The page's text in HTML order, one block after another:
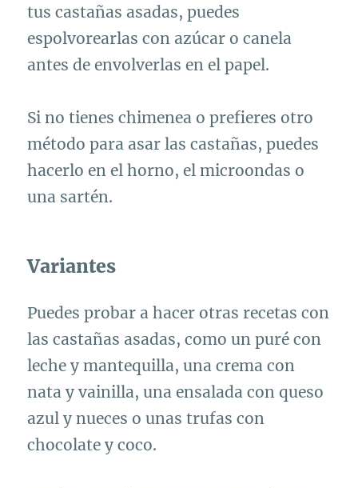
tus castañas asadas, puedes
espolvorearlas con azúcar o canela
antes de envolverlas en el papel.
Si no tienes chimenea o prefieres otro
método para asar las castañas, puedes
hacerlo en el horno, el microondas o
una sartén.
Variantes
Puedes probar a hacer otras recetas con
las castañas asadas, como un puré con
leche y mantequilla, una crema con
nata y vainilla, una ensalada con queso
azul y nueces o unas trufas con
chocolate y coco.